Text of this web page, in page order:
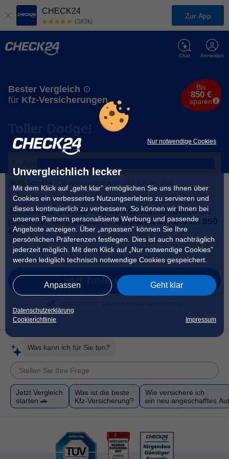
Nur notwendige Cookies
Unvergleichlich lecker
Mit dem Klick auf „geht klar” ermöglichen Sie uns Ihnen über
Cookies ein verbessertes Nutzungserlebnis zu servieren und
dieses kontinuierlich zu verbessern. So können wir Ihnen bei
unseren Partnern personalisierte Werbung und passende
Angebote anzeigen. Über „anpassen” können Sie Ihre
persönlichen Präferenzen festlegen. Dies ist auch nachträglich
jederzeit möglich. Mit dem Klick auf „Nur notwendige Cookies”
werden lediglich technisch notwendige Cookies gespeichert.
Anpassen Geht klar
Datenschutzerklärung
Cookierichtlinie
Impressum
CHECK24
(383k)
Zur App
Anmelden
Chat
Bester Vergleich
für Kfz-Versicherungen
Bis
850 €
sparen
Toller Dodge!
Sichern Sie sich alsKunde von AutoScout24 die
passende Versicherung undsparen Sie bis zu 850
€!
jetzt Tarife vergleichen
Was kann ich für Sie tun?
Jetzt Vergleich
starten 🚗
Was ist die beste
Kfz-Versicherung?
Wie versichere ich
ein neu angeschafftes